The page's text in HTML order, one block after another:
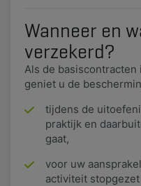
Wanneer en
verzekerd?
Als de
geniet u de
tijdens de
praktijk en
gaat,
voor uw
activiteit